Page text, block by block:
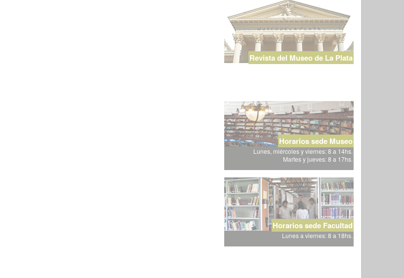
Revista del Museo de La Plata
Horarios sede Museo
Lunes, miércoles y viernes: 8 a 14hs.
Martes y jueves: 8 a 17hs.
Horarios sede Facultad
Lunes a viernes: 8 a 18hs.